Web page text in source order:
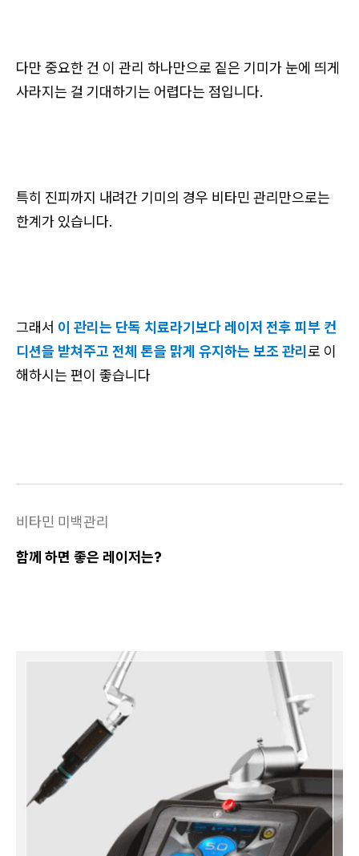
다만 중요한 건 이 관리 하나만으로 짙은 기미가 눈에 띄게
사라지는 걸 기대하기는 어렵다는 점입니다.
특히 진피까지 내려간 기미의 경우 비타민 관리만으로는
한계가 있습니다.
그래서 이 관리는 단독 치료라기보다 레이저 전후 피부 컨
디션을 받쳐주고 전체 톤을 맑게 유지하는 보조 관리로 이
해하시는 편이 좋습니다
비타민 미백관리
함께 하면 좋은 레이저는?